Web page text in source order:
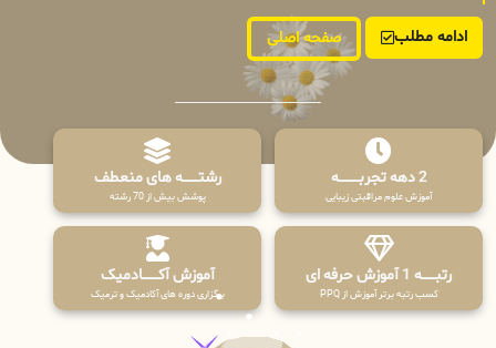
ادامه مطلب صفحه اصلی
2 دهه تجربـــــــــه
آموزش علوم مراقبتی زیبایی
رشتـــــــه های منعطف
پوشش بیش از 70 رشته
رتبــــــه 1 آموزش حرفه ای
کسب رتبه برتر آموزش از PPQ
آموزش آکـــــــادمیک
برگزاری دوره های آکادمیک و ترمیک